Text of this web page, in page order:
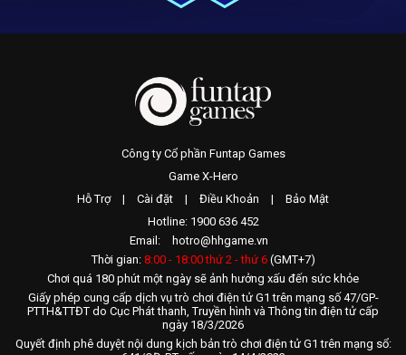
Công ty Cổ phần Funtap Games
Game X-Hero
Hỗ Trợ
| Cài đặt | Điều Khoản |
Bảo Mật
Hotline: 1900 636 452
Email:
hotro@hhgame.vn
Thời gian: 8:00 - 18:00 thứ 2 - thứ 6 (GMT+7)
Chơi quá 180 phút một ngày sẽ ảnh hưởng xấu đến sức khỏe
Giấy phép cung cấp dịch vụ trò chơi điện tử G1 trên mạng số 47/GP-
PTTH&TTĐT do Cục Phát thanh, Truyền hình và Thông tin điện tử cấp
ngày 18/3/2026
Quyết định phê duyệt nội dung kịch bản trò chơi điện tử G1 trên mạng sổ: